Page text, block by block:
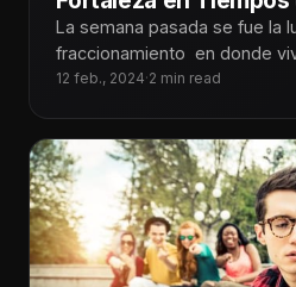
La semana pasada se fue la
fraccionamiento en donde
horas.
12 feb., 2024·2 min read